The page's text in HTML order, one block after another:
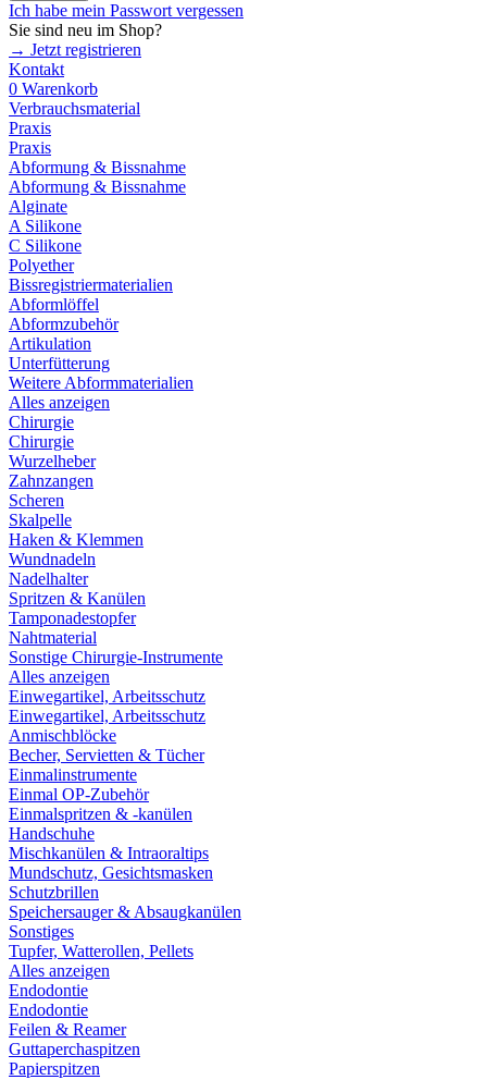
Ich habe mein Passwort vergessen
Sie sind neu im Shop?
→ Jetzt registrieren
Kontakt
0 Warenkorb
Verbrauchsmaterial
Praxis
Praxis
Abformung & Bissnahme
Abformung & Bissnahme
Alginate
A Silikone
C Silikone
Polyether
Bissregistriermaterialien
Abformlöffel
Abformzubehör
Artikulation
Unterfütterung
Weitere Abformmaterialien
Alles anzeigen
Chirurgie
Chirurgie
Wurzelheber
Zahnzangen
Scheren
Skalpelle
Haken & Klemmen
Wundnadeln
Nadelhalter
Spritzen & Kanülen
Tamponadestopfer
Nahtmaterial
Sonstige Chirurgie-Instrumente
Alles anzeigen
Einwegartikel, Arbeitsschutz
Einwegartikel, Arbeitsschutz
Anmischblöcke
Becher, Servietten & Tücher
Einmalinstrumente
Einmal OP-Zubehör
Einmalspritzen & -kanülen
Handschuhe
Mischkanülen & Intraoraltips
Mundschutz, Gesichtsmasken
Schutzbrillen
Speichersauger & Absaugkanülen
Sonstiges
Tupfer, Watterollen, Pellets
Alles anzeigen
Endodontie
Endodontie
Feilen & Reamer
Guttaperchaspitzen
Papierspitzen